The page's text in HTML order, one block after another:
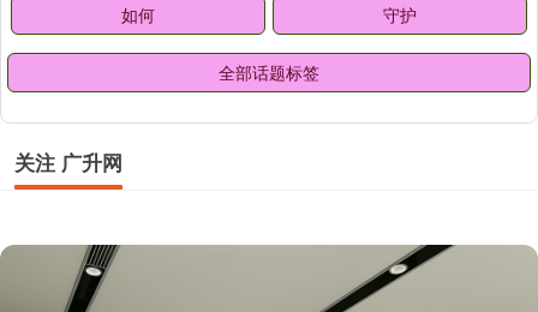
如何 守护
全部话题标签
关注 广升网